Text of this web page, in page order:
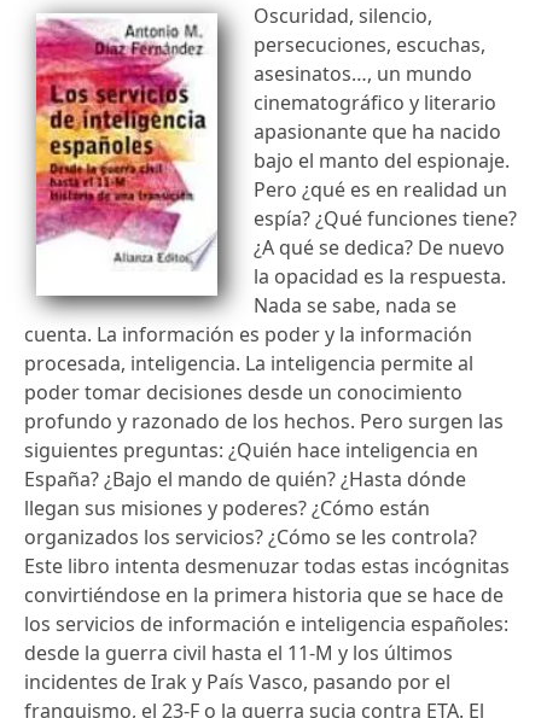
Oscuridad, silencio,
persecuciones, escuchas,
asesinatos…, un mundo
cinematográfico y literario
apasionante que ha nacido
bajo el manto del espionaje.
Pero ¿qué es en realidad un
espía? ¿Qué funciones tiene?
¿A qué se dedica? De nuevo
la opacidad es la respuesta.
Nada se sabe, nada se
cuenta. La información es poder y la información
procesada, inteligencia. La inteligencia permite al
poder tomar decisiones desde un conocimiento
profundo y razonado de los hechos. Pero surgen las
siguientes preguntas: ¿Quién hace inteligencia en
España? ¿Bajo el mando de quién? ¿Hasta dónde
llegan sus misiones y poderes? ¿Cómo están
organizados los servicios? ¿Cómo se les controla?
Este libro intenta desmenuzar todas estas incógnitas
convirtiéndose en la primera historia que se hace de
los servicios de información e inteligencia españoles:
desde la guerra civil hasta el 11-M y los últimos
incidentes de Irak y País Vasco, pasando por el
franquismo, el 23-F o la guerra sucia contra ETA. El